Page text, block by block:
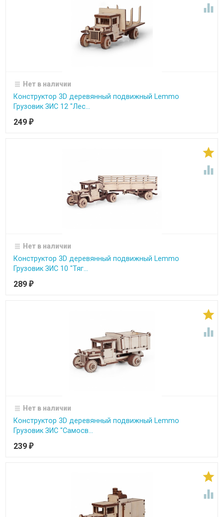

Нет в наличии
Конструктор 3D деревянный подвижный Lemmo
Грузовик ЗИС 12 "Лес...
249 ₽


Нет в наличии
Конструктор 3D деревянный подвижный Lemmo
Грузовик ЗИС 10 "Тяг...
289 ₽


Нет в наличии
Конструктор 3D деревянный подвижный Lemmo
Грузовик ЗИС "Самосв...
239 ₽

